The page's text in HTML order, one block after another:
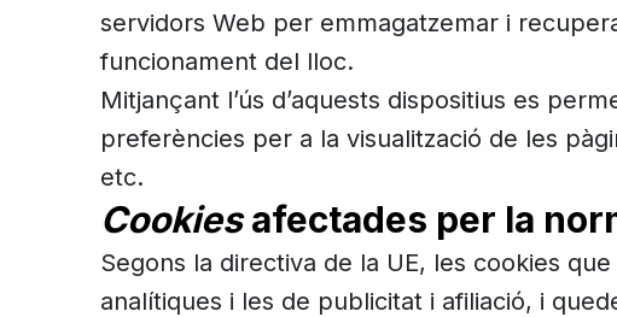
servidors Web per emmagatzemar i
funcionament del lloc.
Mitjançant l’ús d’aquests dispositius es
preferències per a la visualització de les
etc.
Cookiesafectades per la
Segons la directiva de la UE, les cookies
analítiques i les de publicitat i afiliació, i